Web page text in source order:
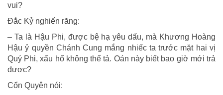
vui?
Ðắc Kỷ nghiến răng:
– Ta là Hậu Phi, được bệ hạ yêu dấu, mà Khương Hoàng
Hậu ỷ quyền Chánh Cung mắng nhiếc ta trước mặt hai vị
Quý Phi, xấu hổ không thể tả. Oán này biết bao giờ mới trả
được?
Cổn Quyên nói: